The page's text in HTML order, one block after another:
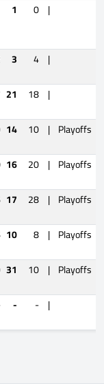
1 0 |
3 4 |
21 18 |
14 10 | Playoffs
16 20 | Playoffs
17 28 | Playoffs
10 8 | Playoffs
31 10 | Playoffs
- - |